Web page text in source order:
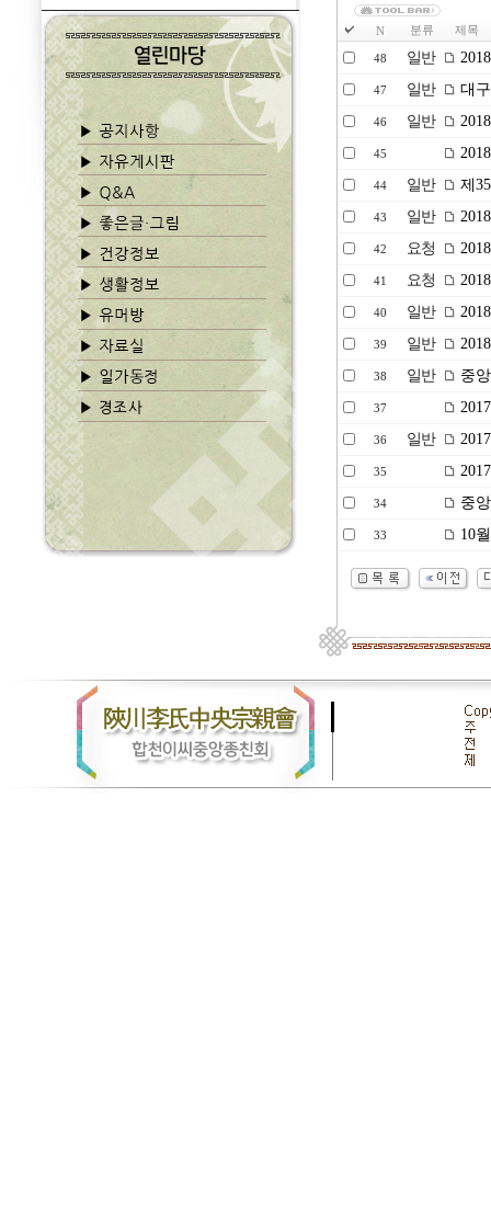
N 분류 제목
48 일반
47 일반 대
46 일반
45
44 일반 제
43 일반
42 요청
41 요청
40 일반
39 일반
38 일반 중
37
36 일반
35
34 중
33 10